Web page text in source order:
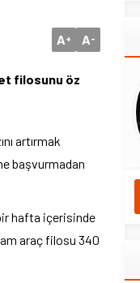
A+ A-
filosunu öz
artırmak
başvurmadan
hafta içerisinde
araç filosu 340